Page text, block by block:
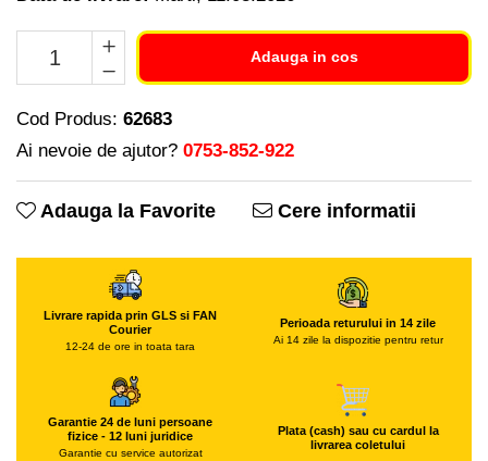
Piese si consumabile pentru
MOTOCOSITORI
Plantatoare + Semanatori
Sere si solarii
Tocatoare fan, crengi, tulpini
Freze si carote
Generatoare
Lampi solare
Masini de slefuit
Malaxoare
Macarale si electopalane
Masini de taiat placi ceramice /
gresie / faianta / parchet
Masini de canelat
Motoare termice
Motoare electrice
Purificatoare aer
Chiuvete bucatarie
Deshidratoare
Dozatoare de apa
Espressoare, cafetiere si rasnite
Fiare de calcat / Mese pentru
Forme de prajituri
Adauga in cos
Cod Produs: 62683
Ai nevoie de ajutor? 0753-852-922
Adauga la Favorite Cere informatii
Livrare rapida prin GLS si FAN
Courier
12-24 de ore in toata tara
Perioada returului in 14 zile
Ai 14 zile la dispozitie pentru retur
Garantie 24 de luni persoane
fizice - 12 luni juridice
Garantie cu service autorizat
Plata (cash) sau cu cardul la
livrarea coletului